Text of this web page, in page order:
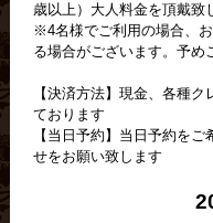
歳以上）大人料金を頂戴致
※4名様でご利用の場合、
る場合がございます。予め
【決済方法】現金、各種
ております
【当日予約】当日予約を
せをお願い致します